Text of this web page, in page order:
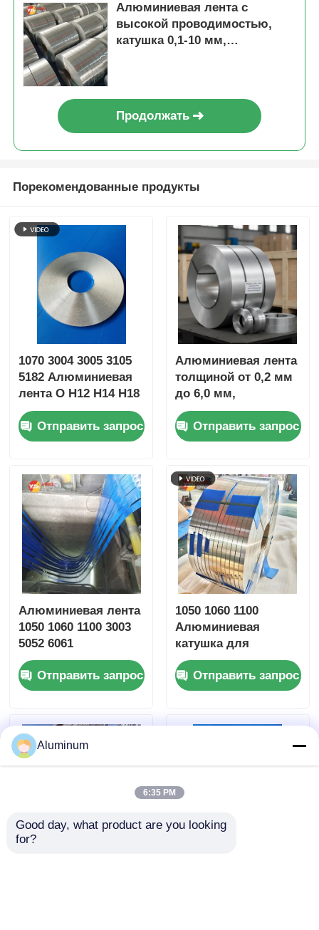
Алюминиевая лента с
высокой проводимостью,
катушка 0,1-10 мм,
экранирование кабеля,
автоматический
Продолжать
Порекомендованные продукты
1070 3004 3005 3105
5182 Алюминиевая
лента O H12 H14 H18
Холодная горячая
проката 0,2-4 мм
Точность Ширина ±
лента С ASTM EN JIS
ISO SGS ROHS Cert
Отправить запрос
Алюминиевая лента
толщиной от 0,2 мм
до 6,0 мм,
индивидуальный
размер, подходит
для
упаковки и
строительных
проектов
Отправить запрос
Алюминиевая лента
1050 1060 1100 3003
5052 6061
Трансформатор
Намотка
светодиодного
Капсула
Медоносный ядро
Венецианские
Отправить запрос
1050 1060 1100
Алюминиевая
катушка для
строительной
мебели и
электрической
Отправить запрос
Aluminum
6:35 PM
Good day, what product are you looking
for?